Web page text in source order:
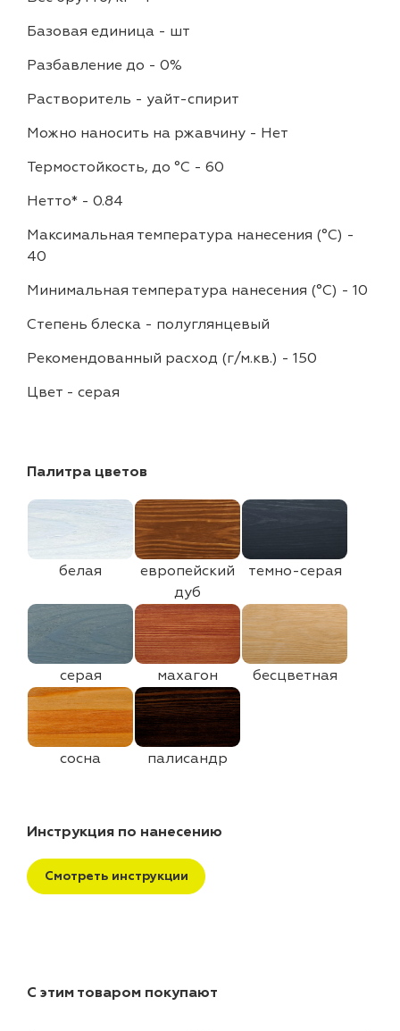
Базовая единица - шт
Разбавление до - 0%
Растворитель - уайт-спирит
Можно наносить на ржавчину - Нет
Термостойкость, до °C - 60
Нетто* - 0.84
Максимальная температура нанесения (°С) -
40
Минимальная температура нанесения (°С) - 10
Степень блеска - полуглянцевый
Рекомендованный расход (г/м.кв.) - 150
Цвет - серая
Палитра цветов
белая
европейский
дуб
темно-серая
серая махагон бесцветная
сосна палисандр
Инструкция по нанесению
Смотреть инструкции
С этим товаром покупают